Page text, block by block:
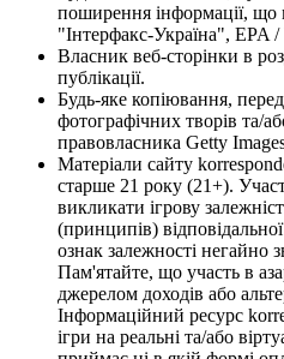
поширення інформації, що
"Інтерфакс-Україна", EPA
Власник веб-сторінки в
публікації.
Будь-яке копіювання,
фотографічних творів та/
правовласника Getty
Матеріали сайту
старше 21 року (21+).
викликати ігрову
(принципів)
ознак залежності негайно
Пам'ятайте, що участь в
джерелом доходів або
Інформаційний ресурс
ігри на реальні та/або